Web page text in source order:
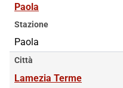
Paola
Stazione
Paola
Città
Lamezia Terme